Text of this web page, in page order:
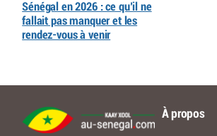
Sénégal en 2026 : ce qu’il ne
fallait pas manquer et les
rendez-vous à venir
À propos